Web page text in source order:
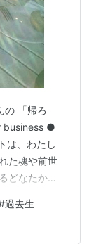
「帰ろ
business ●
は、わたし
た魂や前世
どなたかの
ら夜は祖父
どうぞ戦争
過去生